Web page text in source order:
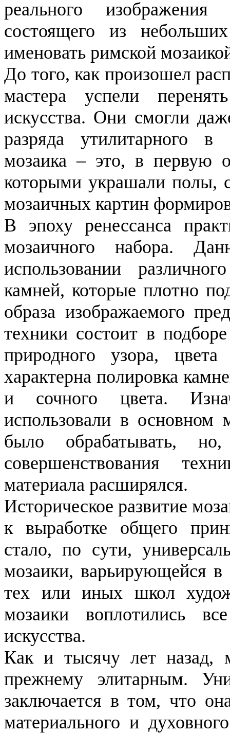
реального
состоящего из
именовать римской
До того, как произошел
мастера успели
искусства. Они смогли
разряда утилитарного в
мозаика – это, в первую
которыми украшали
мозаичных картин
В эпоху ренессанса
мозаичного набора.
использовании
камней, которые плотно
образа изображаемого
техники состоит в
природного узора,
характерна полировка
и сочного цвета.
использовали в основном
было обрабатывать,
совершенствования
материала расширялся.
Историческое развитие
к выработке общего
стало, по сути,
мозаики, варьирующейся в
тех или иных школ
мозаики воплотились
искусства.
Как и тысячу лет назад,
прежнему элитарным.
заключается в том, что
материального и